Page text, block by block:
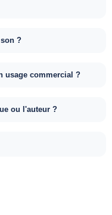
?
usage commercial ?
ou l'auteur ?